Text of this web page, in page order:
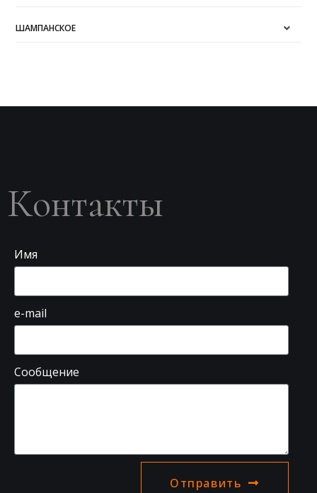
ШАМПАНСКОЕ
Контакты
Имя
e-mail
Сообщение
Отправить